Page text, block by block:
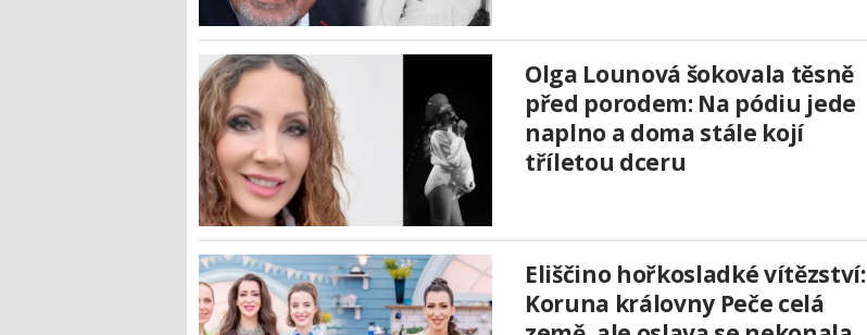
Olga Lounová šokovala těsně
před porodem: Na pódiu jede
naplno a doma stále kojí
tříletou dceru
Eliščino hořkosladké vítězství:
Koruna královny Peče celá